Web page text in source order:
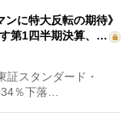
ンに特大反転の期待》
第1四半期決算、…
スタンダード・
％下落…